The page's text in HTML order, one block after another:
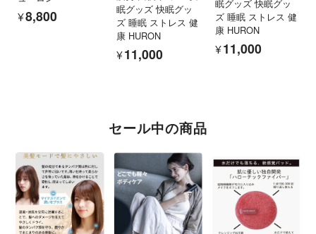
¥8,800
眠グッズ 快眠グッ
ズ 睡眠 ストレス 健
康 HURON
¥11,000
眠グッズ 快眠グッ
ズ 睡眠 ストレス 健
康 HURON
¥11,000
セール中の商品